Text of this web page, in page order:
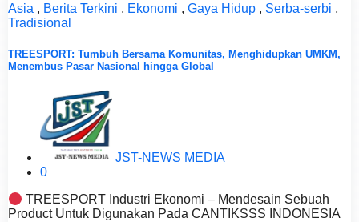
Asia , Berita Terkini , Ekonomi , Gaya Hidup , Serba-serbi ,
Tradisional
TREESPORT: Tumbuh Bersama Komunitas, Menghidupkan UMKM,
Menembus Pasar Nasional hingga Global
JST-NEWS MEDIA
0
TREESPORT Industri Ekonomi – Mendesain Sebuah
Product Untuk Digunakan Pada CANTIKSSS INDONESIA